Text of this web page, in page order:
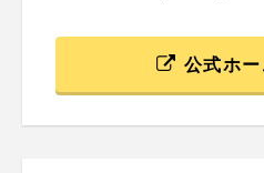
公式ホ